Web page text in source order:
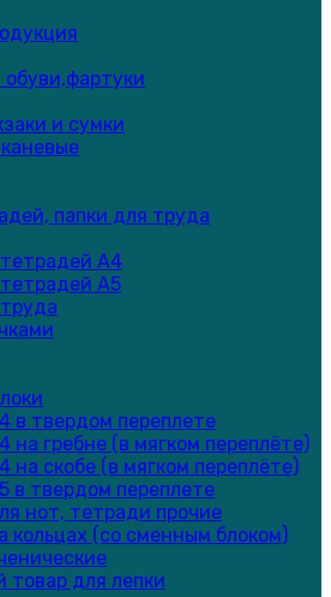
и сумки
папки для труда
А4
А5
в твердом переплете
на гребне (в мягком переплёте)
на скобе (в мягком переплёте)
в твердом переплете
нот, тетради прочие
кольцах (со сменным блоком)
для лепки